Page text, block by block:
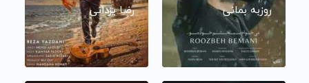
روزبه بمانی رضا یزدانی